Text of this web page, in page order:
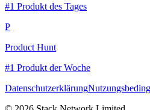
#1 Produkt des Tages
P
Product Hunt
#1 Produkt der Woche
Datenschutzerklärung